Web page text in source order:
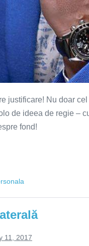
justificare! Nu doar
de ideea de regie –
fond!
11, 2017